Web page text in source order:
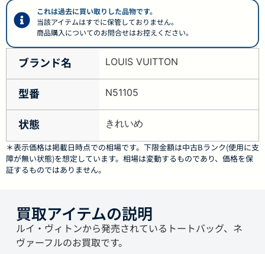
これは過去に買い取りした品物です。
当該アイテムはすでに保管しておりません。
商品購入についてのお問合せはお控えください。
ブランド名 LOUIS VUITTON
型番 N51105
状態 きれいめ
＊表示価格は掲載日時点での相場です。下限金額は中古Bランク(使用に支
障が無い状態)を想定しています。相場は変動するものであり、価格を保
証するものではありません。
買取アイテムの説明
ルイ・ヴィトンから発売されているトートバッグ、ネ
ヴァーフルのお買取です。